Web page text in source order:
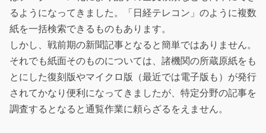
るようになってきました。「日経テレコン」のように複数
紙を一括検索できるものもあります。
しかし、戦前期の新聞記事となると簡単ではありません。
それでも紙面そのものについては、諸機関の所蔵原紙をも
とにした復刻版やマイクロ版（最近では電子版も）が発行
されてかなり便利になってきましたが、特定分野の記事を
調査するとなると通覧作業に頼らざるをえません。